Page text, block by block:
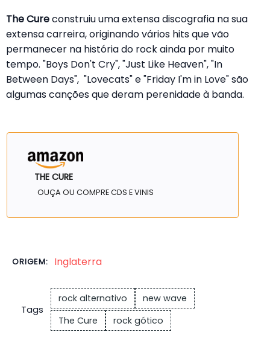
The Cureconstruiu uma extensa discografia na sua
extensa carreira, originando vários hits que vão
permanecer na história do rock ainda por muito
tempo. "Boys Don't Cry", "Just Like Heaven", "In
Between Days", "Lovecats" e "Friday I'm in Love" são
algumas canções que deram perenidade à banda.
THE CURE
OUÇA OU COMPRE CDS E VINIS
ORIGEM: Inglaterra
Tags
rock alternativo
new wave
The Cure
rock gótico